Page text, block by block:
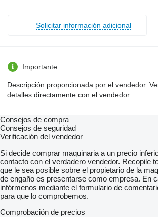
Solicitar información adicional
Importante
Descripción proporcionada por el vendedor.
detalles directamente con el vendedor.
Consejos de compra
Consejos de seguridad
Verificación del vendedor
Si decide comprar maquinaria a un precio
contacto con el verdadero vendedor. Recopile
que le sea posible sobre el propietario de la
de engaño es presentarse como empresa. En
infórmenos mediante el formulario de
para que lo comprobemos.
Comprobación de precios